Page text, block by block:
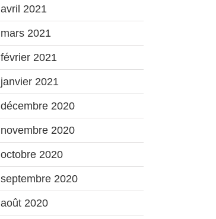
avril 2021
mars 2021
février 2021
janvier 2021
décembre 2020
novembre 2020
octobre 2020
septembre 2020
août 2020